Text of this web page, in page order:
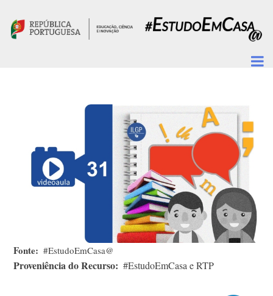
Fonte #EstudoEmCasa@
Proveniência do Recurso #EstudoEmCasa e RTP